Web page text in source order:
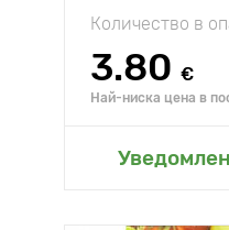
Количество в
3.80 €
Най-ниска цена в